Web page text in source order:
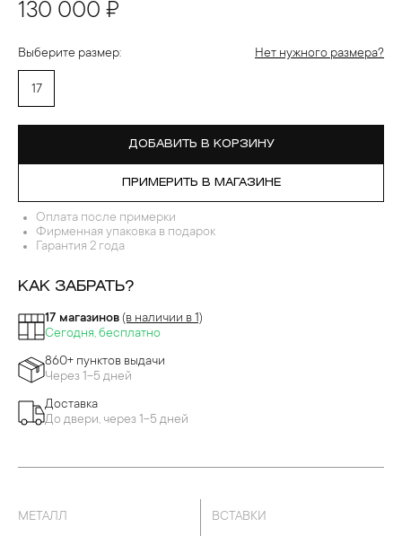
130 000 ₽
Выберите размер: Нет нужного размера?
17
ДОБАВИТЬ В КОРЗИНУ
ПРИМЕРИТЬ В МАГАЗИНЕ
Оплата после примерки
Фирменная упаковка в подарок
Гарантия 2 года
КАК ЗАБРАТЬ?
17 магазинов (в наличии в 1)
Сегодня, бесплатно
860+ пунктов выдачи
Через 1-5 дней
Доставка
До двери, через 1-5 дней
МЕТАЛЛ ВСТАВКИ